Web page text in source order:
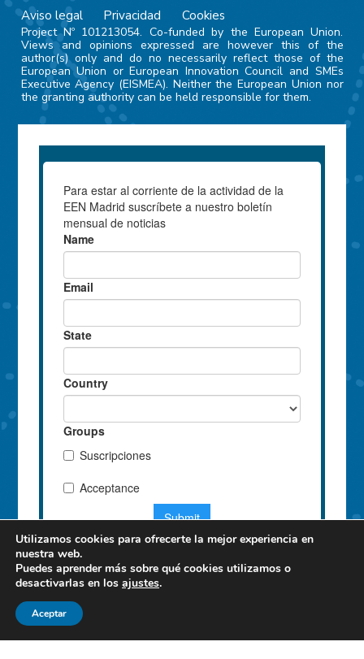
Aviso legal Privacidad Cookies
Project Nº 101213054. Co-funded by the European Union.
Views and opinions expressed are however this of the
author(s) only and do no necessarily reflect those of the
European Union or European Innovation Council and SMEs
Executive Agency (EISMEA). Neither the European Union nor
the granting authority can be held responsible for them.
Utilizamos cookies para ofrecerte la mejor experiencia en
nuestra web.
Puedes aprender más sobre qué cookies utilizamos o
desactivarlas en los ajustes.
Aceptar